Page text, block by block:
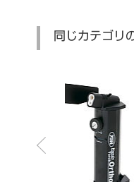
同じカテゴリ